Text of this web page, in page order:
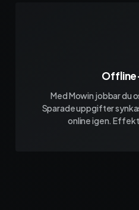
Med Mowin jobbar du
Sparade uppgifter
online igen.